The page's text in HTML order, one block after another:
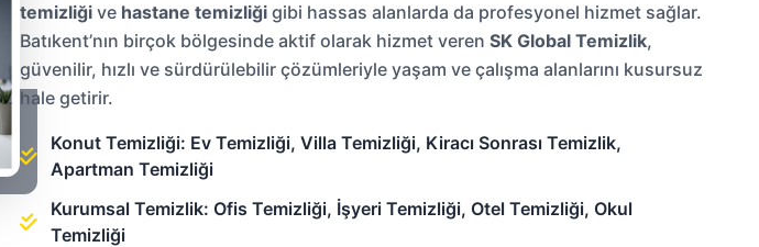
temizliği ve hastane temizliği gibi hassas alanlarda da profesyonel hizmet sağlar.
Batıkent’nın birçok bölgesinde aktif olarak hizmet veren SK Global Temizlik,
güvenilir, hızlı ve sürdürülebilir çözümleriyle yaşam ve çalışma alanlarını kusursuz
hale getirir.
Konut Temizliği: Ev Temizliği, Villa Temizliği, Kiracı Sonrası Temizlik,
Apartman Temizliği
Kurumsal Temizlik: Ofis Temizliği, İşyeri Temizliği, Otel Temizliği, Okul
Temizliği